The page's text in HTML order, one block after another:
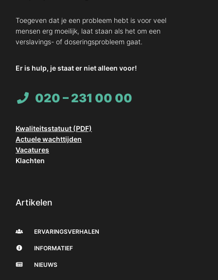
Toegeven dat je een probleem hebt is voor veel
mensen erg moeilijk, laat staan als het om een
verslavings- of doseringsprobleem gaat.
Er is hulp, je staat er niet alleen voor!
020 – 231 00 00
Kwaliteitsstatuut (PDF)
Actuele wachttijden
Vacatures
Klachten
Artikelen
ERVARINGSVERHALEN
INFORMATIEF
NIEUWS